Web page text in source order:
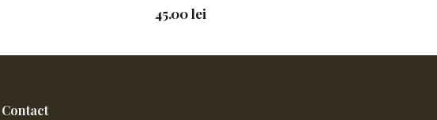
45.00 lei
Contact